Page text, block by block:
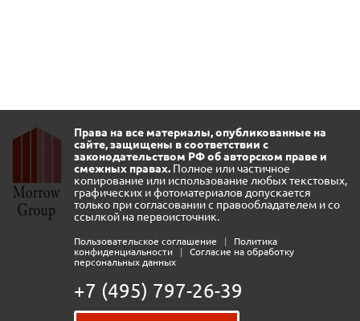
Права на все материалы, опубликованные на
сайте, защищены в соответствии с
законодательством РФ об авторском праве и
смежных правах. Полное или частичное
копирование или использование любых текстовых,
графических и фотоматериалов допускается
только при согласовании с правообладателем и со
ссылкой на первоисточник.
Пользовательское соглашение |
Политика
конфиденциальности
|
Согласие на обработку
персональных данных
+7 (495) 797-26-39